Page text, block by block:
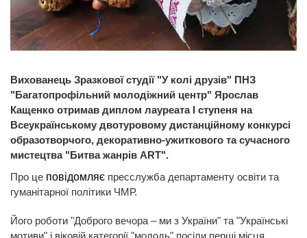
Вихованець Зразкової студії "У колі друзів" ПНЗ
"Багатопрофільний молодіжний центр" Ярослав
Кащенко отримав диплом лауреата І ступеня на
Всеукраїнському двотуровому дистанційному конкурсі
образотворчого, декоративно-ужиткового та сучасного
мистецтва "Битва жанрів ART".
Про це повідомляє пресслужба департаменту освіти та
гуманітарної політики ЧМР.
Його роботи "Доброго вечора – ми з України" та "Українські